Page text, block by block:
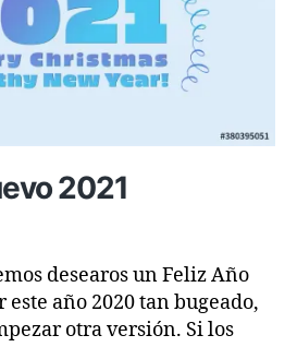
2021
desearos un Feliz Año
este año 2020 tan bugeado,
otra versión. Si los